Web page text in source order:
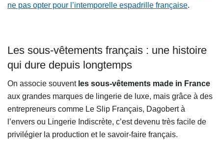
ne pas opter pour l’intemporelle espadrille française.
Les sous-vêtements français : une histoire
qui dure depuis longtemps
On associe souvent les sous-vêtements made in France
aux grandes marques de lingerie de luxe, mais grâce à des
entrepreneurs comme Le Slip Français, Dagobert à
l’envers ou Lingerie Indiscrète, c’est devenu très facile de
privilégier la production et le savoir-faire français.